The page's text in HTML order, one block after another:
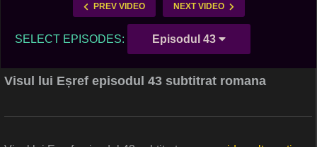
PREV VIDEO NEXT VIDEO
SELECT EPISODES: Episodul 43
Visul lui Eșref episodul 43 subtitrat romana